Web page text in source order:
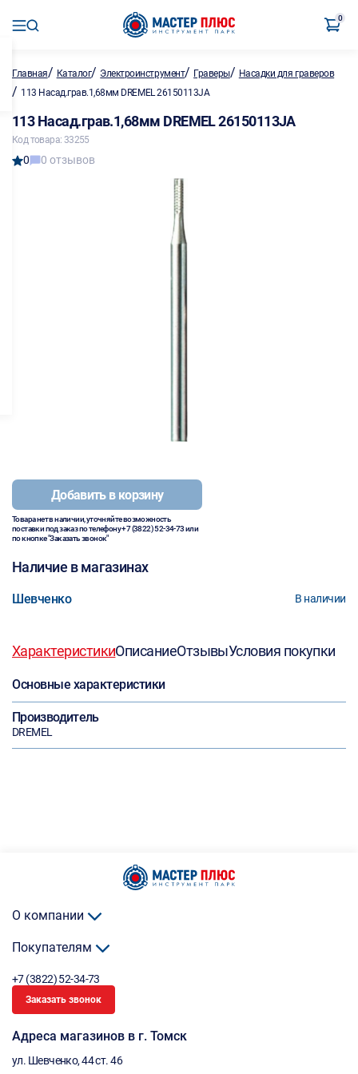
0
Главная/ Каталог/ Электроинструмент/ Граверы/ Насадки для граверов
/ 113 Насад.грав.1,68мм DREMEL 26150113JA
113 Насад.грав.1,68мм DREMEL 26150113JA
Код товара: 33255
0 0 отзывов
Добавить в корзину
Товара нет в наличии, уточняйте возможность
поставки под заказ по телефону+7 (3822) 52-34-73или
по кнопке "Заказать звонок"
Наличие в магазинах
Шевченко В наличии
ХарактеристикиОписаниеОтзывыУсловия покупки
Основные характеристики
Производитель
DREMEL
О компании
Покупателям
+7 (3822) 52-34-73
Заказать звонок
Адреса магазинов в г. Томск
ул. Шевченко, 44 ст. 46